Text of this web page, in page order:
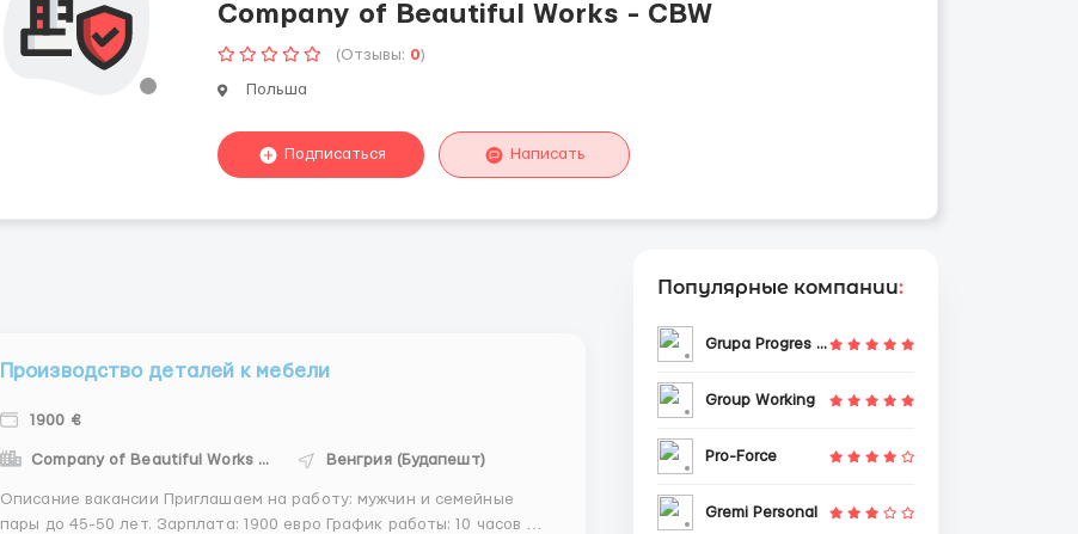
Company of Beautiful Works - CBW
(Отзывы: 0)
Польша
Подписаться Написать
Производство деталей к мебели
1900 €
Company of Beautiful Works - CBW Венгрия (Будапешт)
Описание вакансии Приглашаем на работу: мужчин и семейные
пары до 45-50 лет. Зарплата: 1900 евро График работы: 10 часов в
Популярные компании:
Grupa Progres Sp. z o.o.
Group Working
Pro-Force
Gremi Personal